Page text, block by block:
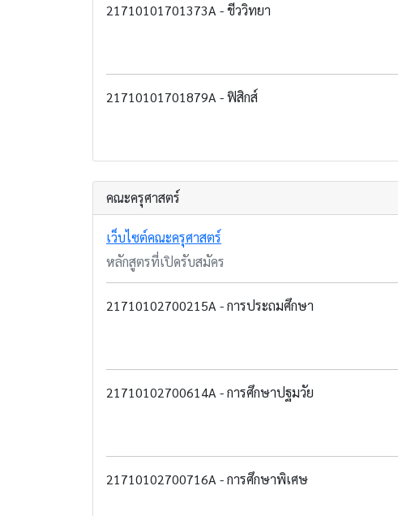
21710101701373A - ชีววิทยา
21710101701879A - ฟิสิกส์
คณะครุศาสตร์
เว็บไซต์คณะครุศาสตร์
หลักสูตรที่เปิดรับสมัคร
21710102700215A - การประถมศึกษา
21710102700614A - การศึกษาปฐมวัย
21710102700716A - การศึกษาพิเศษ